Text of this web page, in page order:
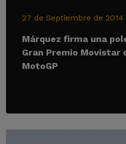
27 de Septiembre de 2014
Márquez firma una
Gran Premio Movistar
MotoGP